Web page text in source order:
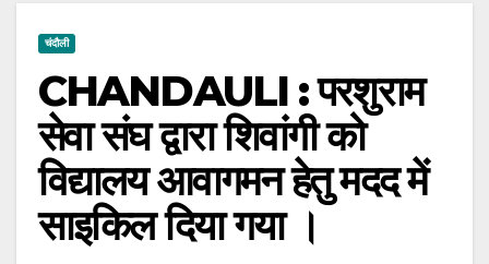
चंदौली
CHANDAULI : परशुराम
सेवा संघ द्वारा शिवांगी को
विद्यालय आवागमन हेतु मदद में
साइकिल दिया गया ।